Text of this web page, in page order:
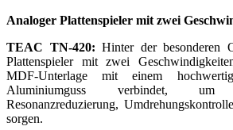
Analoger Plattenspieler mit zwei
TEAC TN-420: Hinter der besonderen
Plattenspieler mit zwei
MDF-Unterlage mit einem
Aluminiumguss verbindet,
Resonanzreduzierung,
sorgen.